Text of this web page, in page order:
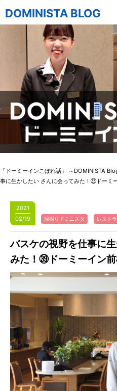
DOMINISTA BLOG
「ドーミーインこぼれ話」 ～DOMINISTA
事に生かしたい さんに会ってみた！㊴ドーミ
2021
02/19
深掘りドミニスタ レスト
バスケの視野を仕事に
みた！㊴ドーミーイン